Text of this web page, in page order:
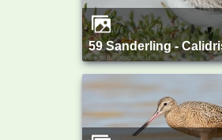
59 Sanderling -